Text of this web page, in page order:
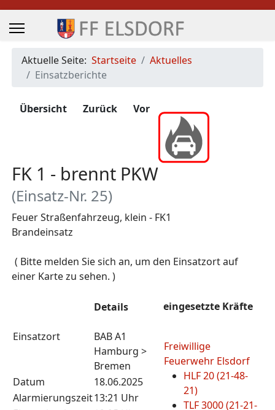
Aktuelle Seite: Startseite
Aktuelles
Einsatzberichte
Übersicht Zurück Vor
FK 1 - brennt PKW
(Einsatz-Nr. 25)
Feuer Straßenfahrzeug, klein - FK1
Brandeinsatz
( Bitte melden Sie sich an, um den Einsatzort auf
einer Karte zu sehen. )
Einsatzort
Details
BAB A1
Hamburg >
Bremen
Datum
18.06.2025
Alarmierungszeit13:21 Uhr
eingesetzte Kräfte
Freiwillige
Feuerwehr Elsdorf
HLF 20 (21-48-
21)
TLF 3000 (21-21-